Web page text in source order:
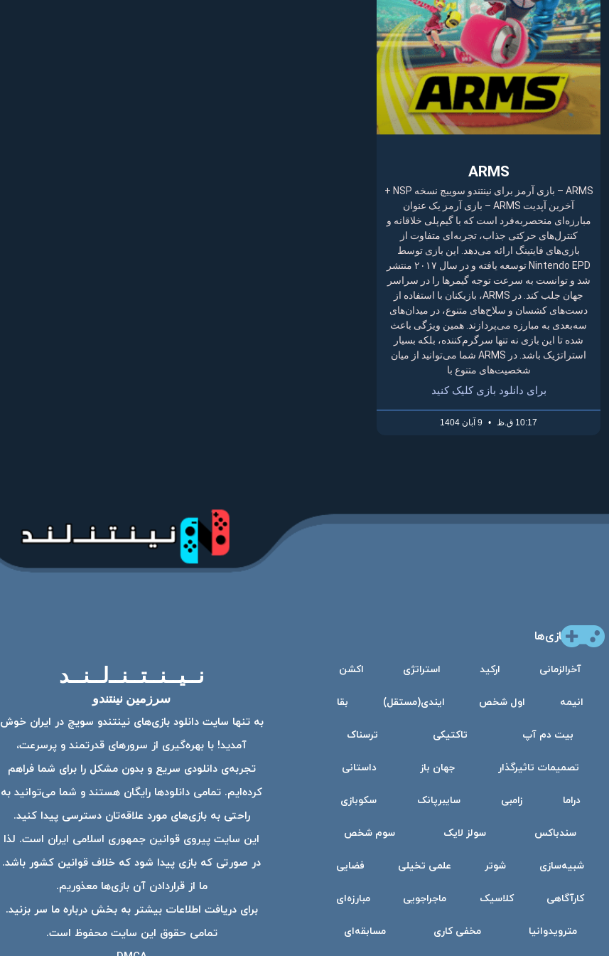
ARMS
ARMS – بازی آرمز برای نینتندو سوییچ نسخه NSP +
آخرین آپدیت ARMS – بازی آرمز یک عنوان
مبارزه‌ای منحصربه‌فرد است که با گیم‌پلی خلاقانه و
کنترل‌های حرکتی جذاب، تجربه‌ای متفاوت از
بازی‌های فایتینگ ارائه می‌دهد. این بازی توسط
Nintendo EPD توسعه یافته و در سال ۲۰۱۷ منتشر
شد و توانست به سرعت توجه گیمرها را در سراسر
جهان جلب کند. در ARMS، بازیکنان با استفاده از
دست‌های کشسان و سلاح‌های متنوع، در میدان‌های
سه‌بعدی به مبارزه می‌پردازند. همین ویژگی باعث
شده تا این بازی نه تنها سرگرم‌کننده، بلکه بسیار
استراتژیک باشد. در ARMS شما می‌توانید از میان
شخصیت‌های متنوع با
برای دانلود بازی کلیک کنید
10:17 ق.ظ
بازی‌ها
آخرالزمانی ارکید استراتژی اکشن
انیمه اول شخص ایندی(مستقل) بقا
بیت دم آپ تاکتیکی ترسناک
تصمیمات تاثیرگذار جهان باز داستانی
دراما زامبی سایبرپانک سکوبازی
سندباکس سولز لایک سوم شخص
شبیه‌سازی شوتر علمی تخیلی فضایی
کارآگاهی کلاسیک ماجراجویی مبارزه‌ای
مترویدوانیا مخفی کاری مسابقه‌ای
نــیــنــتــنــ‌لــنــد
سرزمین نینتندو
به تنها سایت دانلود بازی‌های نینتندو سویچ در ایران خوش
آمدید! با بهره‌گیری از سرورهای قدرتمند و پرسرعت،
تجربه‌ی دانلودی سریع و بدون مشکل را برای شما فراهم
کرده‌ایم. تمامی دانلودها رایگان هستند و شما می‌توانید به
راحتی به بازی‌های مورد علاقه‌تان دسترسی پیدا کنید.
این سایت پیروی قوانین جمهوری اسلامی ایران است. لذا
در صورتی که بازی پیدا شود که خلاف قوانین کشور باشد.
ما از قراردادن آن بازی‌ها معذوریم.
برای دریافت اطلاعات بیشتر به بخش درباره ما سر بزنید.
تمامی حقوق این سایت محفوظ است.